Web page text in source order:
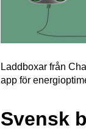
Laddboxar från
app för
Svensk